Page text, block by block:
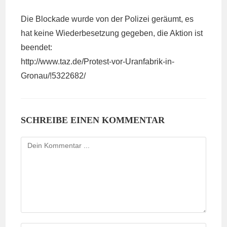
Die Blockade wurde von der Polizei geräumt, es
hat keine Wiederbesetzung gegeben, die Aktion ist
beendet:
http://www.taz.de/Protest-vor-Uranfabrik-in-
Gronau/!5322682/
SCHREIBE EINEN KOMMENTAR
Kommentieren